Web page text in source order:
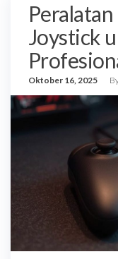
Joystick
Oktober 16, 2025